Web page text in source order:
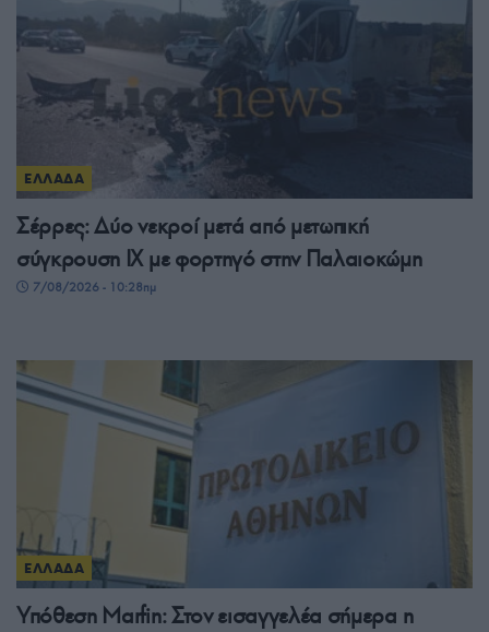
ΕΛΛΑΔΑ
Σέρρες: Δύο νεκροί μετά από μετωπική
σύγκρουση ΙΧ με φορτηγό στην Παλαιοκώμη
7/08/2026 - 10:28πμ
ΕΛΛΑΔΑ
Υπόθεση Marfin: Στον εισαγγελέα σήμερα η